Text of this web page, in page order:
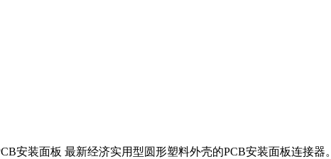
安装面板 最新经济实用型圆形塑料外壳的PCB安装面板连接